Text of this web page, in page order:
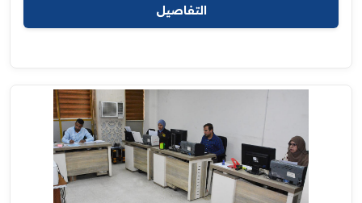
التفاصيل